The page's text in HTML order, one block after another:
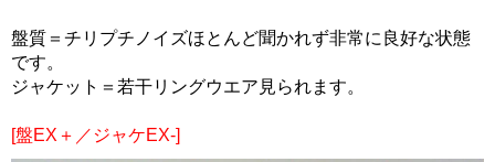
盤質＝チリプチノイズほとんど聞かれず非常に良好な状態
です。
ジャケット＝若干リングウエア見られます。
[盤EX＋／ジャケEX-]